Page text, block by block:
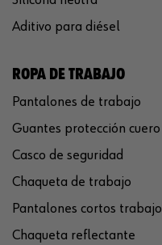
Aditivo para diésel
ROPA DE TRABAJO
Pantalones de trabajo
Guantes protección cuero
Casco de seguridad
Chaqueta de trabajo
Pantalones cortos trabajo
Chaqueta reflectante